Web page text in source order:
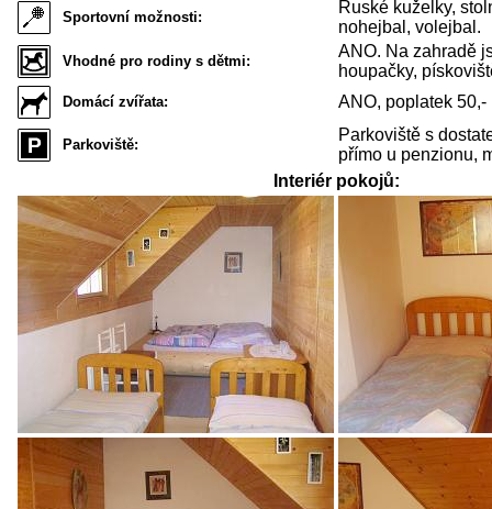
Sportovní možnosti:
Ruské kuželky,
nohejbal, volejbal.
Vhodné pro rodiny s dětmi:
ANO. Na zahradě
houpačky,
Domácí zvířata: ANO, poplatek 50,-
Parkoviště:
Parkoviště s
přímo u penzionu,
Interiér pokojů: